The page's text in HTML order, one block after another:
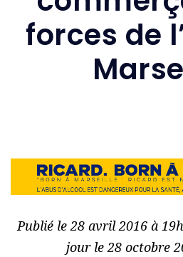
forces de
Publié le 28 avril 2016 à
jour le 28 octobre